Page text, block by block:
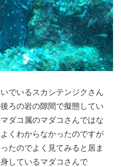
でいるスカシテンジクさん
ろの岩の隙間で擬態してい
ダコ属のマダコさんではな
くわからなかったのですが
たのでよく見てみると居ま
しているマダコさんで